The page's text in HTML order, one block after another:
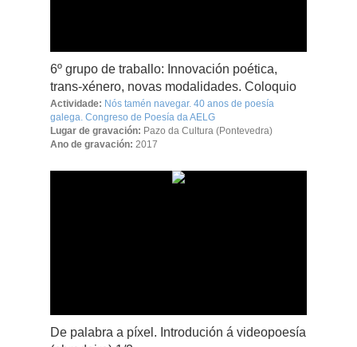
6º grupo de traballo: Innovación poética,
trans-xénero, novas modalidades. Coloquio
Actividade: Nós tamén navegar. 40 anos de poesía
galega. Congreso de Poesía da AELG
Lugar de gravación: Pazo da Cultura (Pontevedra)
Ano de gravación: 2017
De palabra a píxel. Introdución á videopoesía